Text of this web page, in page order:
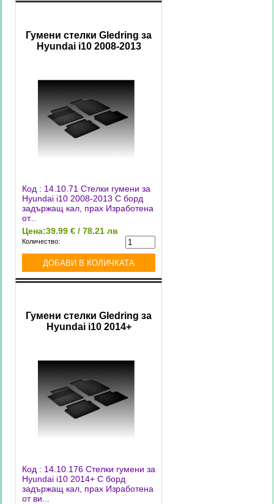
Гумени стелки Gledring за
Hyundai i10 2008-2013
Код : 14.10.71 Стелки гумени за
Hyundai i10 2008-2013 С борд
задържащ кал, прах Изработена
от...
Цена:39.99 € / 78.21 лв
Количество:
Гумени стелки Gledring за
Hyundai i10 2014+
Код : 14.10.176 Стелки гумени за
Hyundai i10 2014+ С борд
задържащ кал, прах Изработена
от ви...